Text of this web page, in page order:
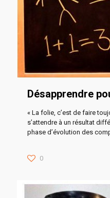
Désapprendre
« La folie, c’est de faire
s’attendre à un résultat
phase d’évolution des
0